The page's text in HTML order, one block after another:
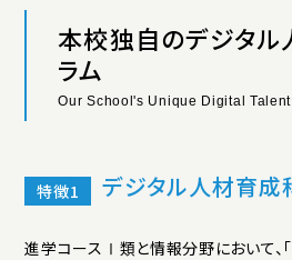
本校独自のデジタル
ラム
Our School's Unique Digital
デジタル人材育成
進学コースⅠ類と情報分野において、